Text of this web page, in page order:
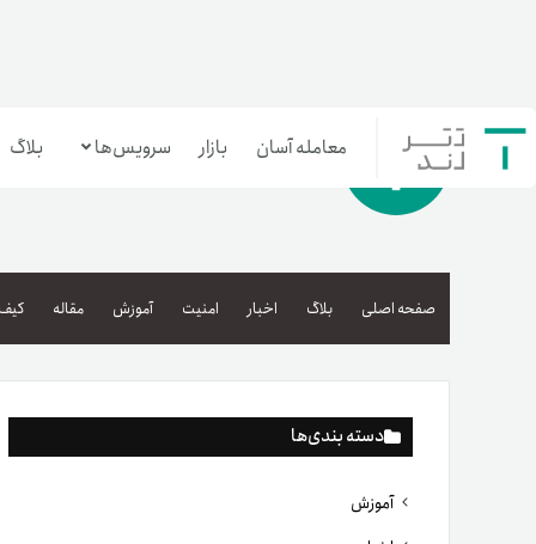
معامله آسان بازار سرویس‌ها
بازار تترلند
سرمایه‌گذاری آسان
بلاگ
صفحه اصلی بلاگ اخبار امنیت آموزش مقاله
دسته بندی‌ها
آموزش